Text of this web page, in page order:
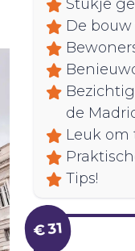
Stukje
De
de
Leuk om
Tips!
€ 31